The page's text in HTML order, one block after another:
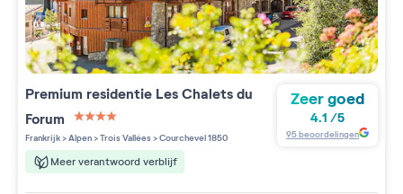
Premium residentie Les Chalets du
Forum
4 étoiles sur 5
Frankrijk>Alpen>Trois Vallées>Courchevel 1850
Meer verantwoord verblijf
Zeer goed
4.1 /5
95beoordelingen